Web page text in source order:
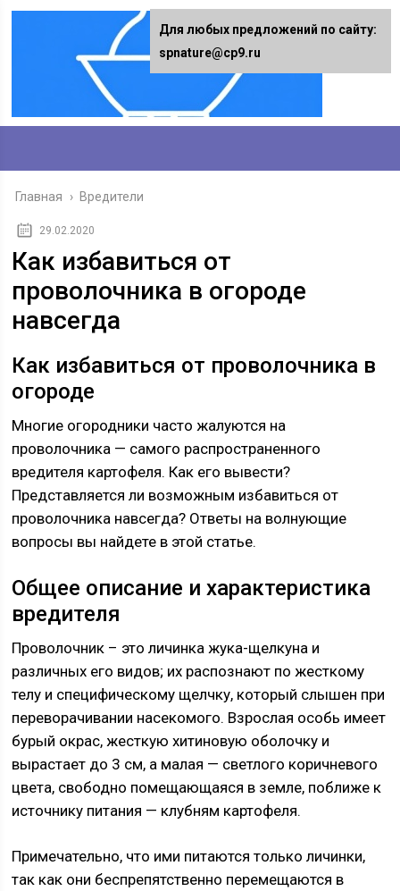
Главная › Вредители
29.02.2020
Как избавиться от
проволочника в огороде
навсегда
Как избавиться от проволочника в
огороде
Многие огородники часто жалуются на
проволочника — самого распространенного
вредителя картофеля. Как его вывести?
Представляется ли возможным избавиться от
проволочника навсегда? Ответы на волнующие
вопросы вы найдете в этой статье.
Общее описание и характеристика
вредителя
Проволочник – это личинка жука-щелкуна и
различных его видов; их распознают по жесткому
телу и специфическому щелчку, который слышен при
переворачивании насекомого. Взрослая особь имеет
бурый окрас, жесткую хитиновую оболочку и
вырастает до 3 см, а малая — светлого коричневого
цвета, свободно помещающаяся в земле, поближе к
источнику питания — клубням картофеля.
Примечательно, что ими питаются только личинки,
так как они беспрепятственно перемещаются в
Для любых предложений по сайту:
spnature@cp9.ru